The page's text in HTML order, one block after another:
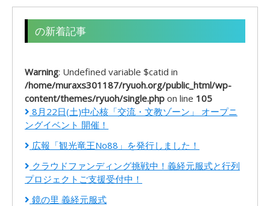
の新着記事
Warning: Undefined variable $catid in
/home/muraxs301187/ryuoh.org/public_html/wp-
content/themes/ryuoh/single.php on line 105
8月22日(土)中心核「交流・文教ゾーン」 オープニ
ングイベント 開催！
広報「観光竜王No88」を発行しました！
クラウドファンディング挑戦中！義経元服式と行列
プロジェクトご支援受付中！
鏡の里 義経元服式